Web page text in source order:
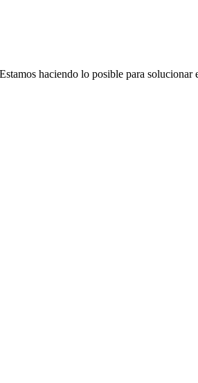
haciendo lo posible para solucionar